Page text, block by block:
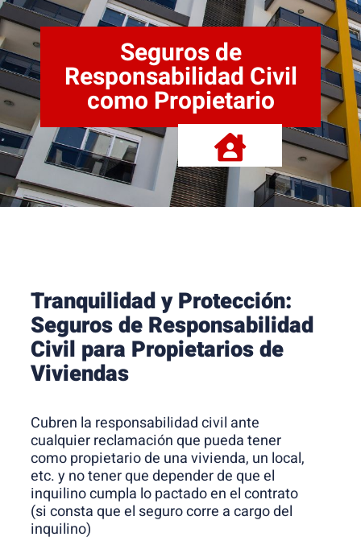
Seguros de
Responsabilidad Civil
como Propietario
Tranquilidad y Protección:
Seguros de Responsabilidad
Civil para Propietarios de
Viviendas
Cubren la responsabilidad civil ante
cualquier reclamación que pueda tener
como propietario de una vivienda, un local,
etc. y no tener que depender de que el
inquilino cumpla lo pactado en el contrato
(si consta que el seguro corre a cargo del
inquilino)